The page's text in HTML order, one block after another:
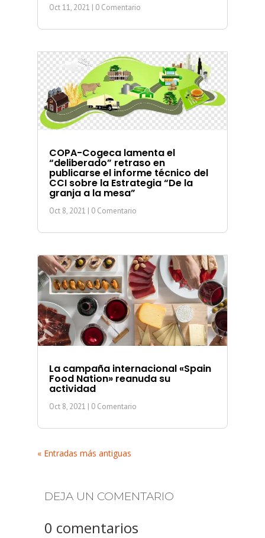
Oct 11, 2021 | 0 Comentario
COPA-Cogeca lamenta el
“deliberado” retraso en
publicarse el informe técnico del
CCI sobre la Estrategia “De la
granja a la mesa”
Oct 8, 2021 | 0 Comentario
La campaña internacional «Spain
Food Nation» reanuda su
actividad
Oct 8, 2021 | 0 Comentario
« Entradas más antiguas
DEJA UN COMENTARIO
0 comentarios